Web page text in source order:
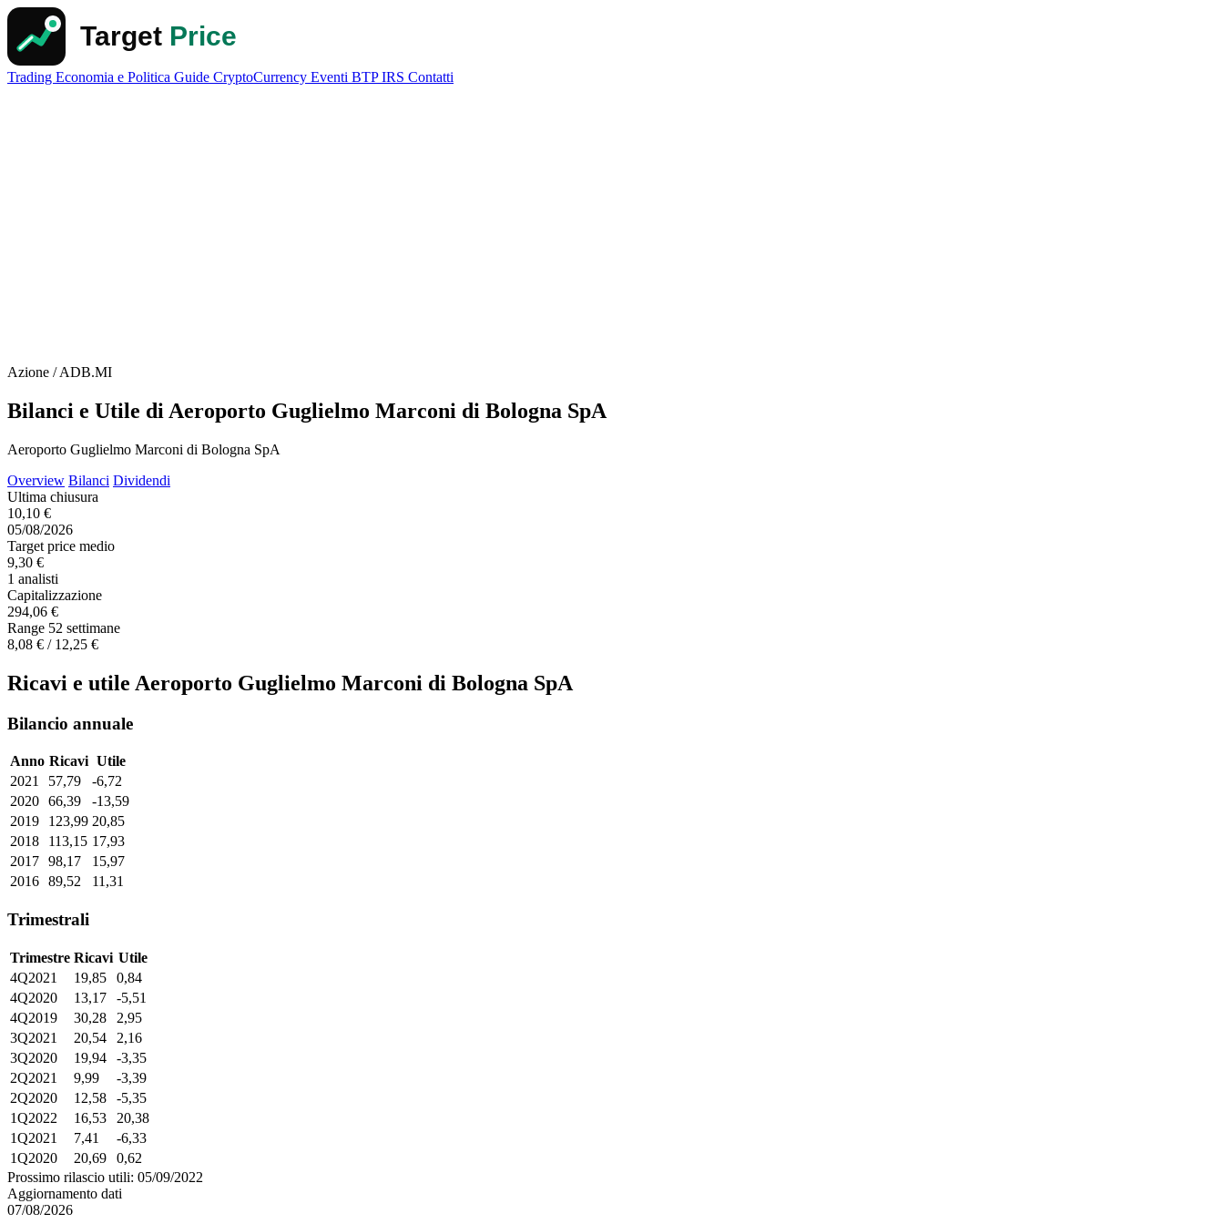
Trading Economia e Politica Guide CryptoCurrency Eventi BTPIRS Contatti
Azione / ADB.MI
Bilanci e Utile di Aeroporto Guglielmo Marconi di Bologna SpA
Aeroporto Guglielmo Marconi di Bologna SpA
Overview Bilanci Dividendi
Ultima chiusura
10,10 €
05/08/2026
Target price medio
9,30 €
1 analisti
Capitalizzazione
294,06 €
Range 52 settimane
8,08 € / 12,25 €
Ricavi e utile Aeroporto Guglielmo Marconi di Bologna SpA
Bilancio annuale
Anno Ricavi Utile
2021
57,79
-6,72
2020 66,39
-13,59
2019
123,99 20,85
2018
113,15 17,93
2017 98,17
15,97
2016 89,52 11,31
Trimestrali
Trimestre Ricavi Utile
4Q2021
19,85
0,84
4Q2020
13,17
-5,51
4Q2019
30,28
2,95
3Q2021
20,54
2,16
3Q2020
19,94
-3,35
2Q2021
9,99
-3,39
2Q2020
12,58
-5,35
1Q2022
16,53
20,38
1Q2021
7,41
-6,33
1Q2020
20,69
0,62
Prossimo rilascio utili: 05/09/2022
Aggiornamento dati
07/08/2026